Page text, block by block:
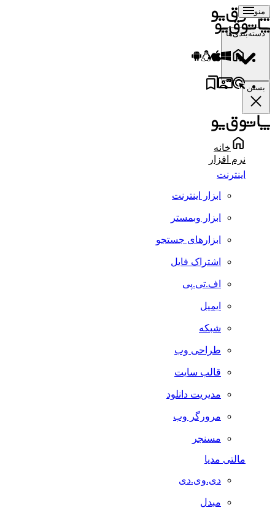
منو
دسته‌بندی‌ها
بستن
خانه
نرم افزار
اینترنت
ابزار اینترنت
ابزار وبمستر
ابزارهای جستجو
اشتراک فایل
اف.تی.پی
ایمیل
شبکه
طراحی وب
قالب سایت
مدیریت دانلود
مرورگر وب
مسنجر
مالتی مدیا
دی.وی.دی
مبدل